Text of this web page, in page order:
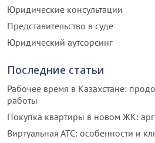
Юридические консультации
Представительство в суде
Юридический аутсорсинг
Последние статьи
Рабочее время в Казахстане:
работы
Покупка квартиры в новом ЖК:
Виртуальная АТС: особенности и